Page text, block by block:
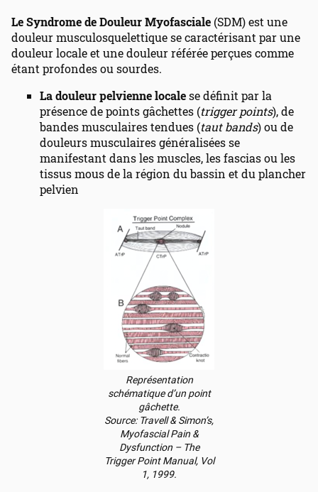
Le Syndrome de Douleur Myofasciale (SDM) est une
douleur musculosquelettique se caractérisant par une
douleur locale et une douleur référée perçues comme
étant profondes ou sourdes.
La douleur pelvienne localese définit par la
présence de points gâchettes (trigger points), de
bandes musculaires tendues (taut bands) ou de
douleurs musculaires généralisées se
manifestant dans les muscles, les fascias ou les
tissus mous de la région du bassin et du plancher
pelvien
Représentation
schématique d’un point
gâchette.
Source: Travell & Simon’s,
Myofascial Pain &
Dysfunction – The
Trigger Point Manual, Vol
1, 1999.